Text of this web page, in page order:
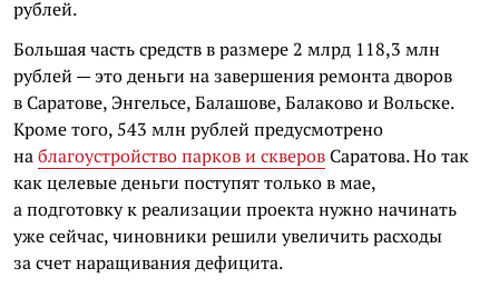
рублей.
Большая часть средств в размере 2 млрд 118,3 млн
рублей — это деньги на завершения ремонта дворов
в Саратове, Энгельсе, Балашове, Балаково и Вольске.
Кроме того, 543 млн рублей предусмотрено
наблагоустройство парков и скверовСаратова. Но так
как целевые деньги поступят только в мае,
а подготовку к реализации проекта нужно начинать
уже сейчас, чиновники решили увеличить расходы
за счет наращивания дефицита.